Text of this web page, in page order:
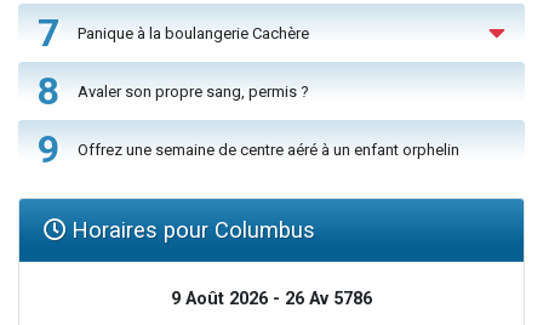
7 Panique à la boulangerie Cachère
8 Avaler son propre sang, permis ?
9 Offrez une semaine de centre aéré à un enfant orphelin
Horaires pour Columbus
9 Août 2026 - 26 Av 5786